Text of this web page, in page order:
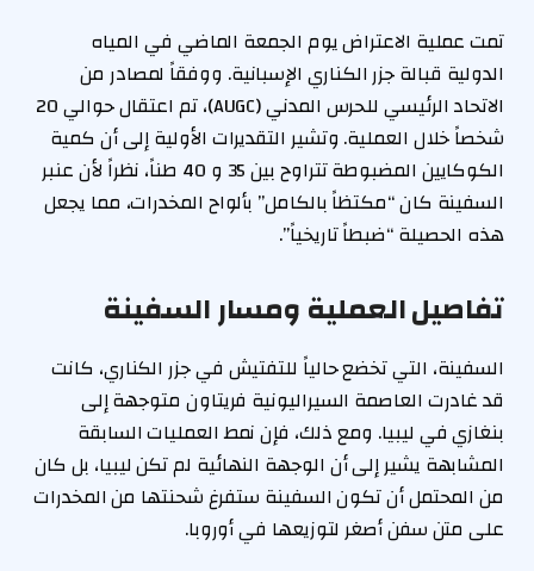
تمت عملية الاعتراض يوم الجمعة الماضي في المياه
الدولية قبالة جزر الكناري الإسبانية. ووفقاً لمصادر من
الاتحاد الرئيسي للحرس المدني (AUGC)، تم اعتقال حوالي 20
شخصاً خلال العملية. وتشير التقديرات الأولية إلى أن كمية
الكوكايين المضبوطة تتراوح بين 35 و 40 طناً، نظراً لأن عنبر
السفينة كان “مكتظاً بالكامل” بألواح المخدرات، مما يجعل
هذه الحصيلة “ضبطاً تاريخياً”.
تفاصيل العملية ومسار السفينة
السفينة، التي تخضع حالياً للتفتيش في جزر الكناري، كانت
قد غادرت العاصمة السيراليونية فريتاون متوجهة إلى
بنغازي في ليبيا. ومع ذلك، فإن نمط العمليات السابقة
المشابهة يشير إلى أن الوجهة النهائية لم تكن ليبيا، بل كان
من المحتمل أن تكون السفينة ستفرغ شحنتها من المخدرات
على متن سفن أصغر لتوزيعها في أوروبا.